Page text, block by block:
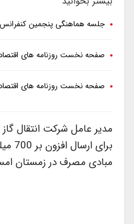
جلسه هماهنگی پنجمین
صفحه نخست روزنامه های اقتصادی
صفحه نخست روزنامه های اقتصادی
مدیر عامل شرکت انتقال
مبادی مصرف در زمستان